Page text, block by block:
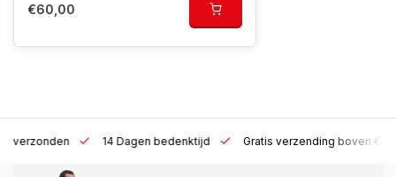
€60,00
h verzonden 14 Dagen bedenktijd Gratis verzending boven